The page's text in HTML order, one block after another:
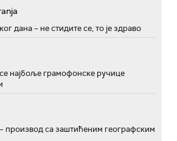
дана – не стидите се, то је здраво
најбоље грамофонске ручице
производ са заштићеним географским